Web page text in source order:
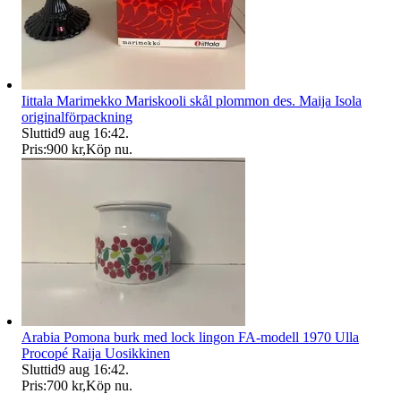
Iittala Marimekko Mariskooli skål plommon des. Maija Isola
originalförpackning
Sluttid9 aug 16:42.
Pris:900 kr,Köp nu.
Arabia Pomona burk med lock lingon FA-modell 1970 Ulla
Procopé Raija Uosikkinen
Sluttid9 aug 16:42.
Pris:700 kr,Köp nu.